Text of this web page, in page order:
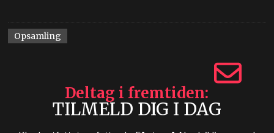
Opsamling
Deltag i fremtiden
TILMELD DIG I DAG